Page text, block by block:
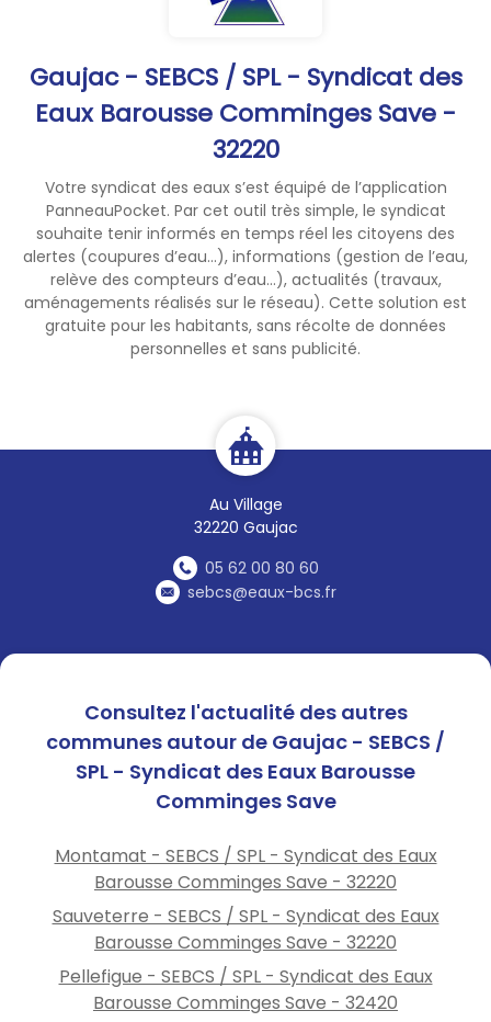
Gaujac - SEBCS / SPL - Syndicat des
Eaux Barousse Comminges Save -
32220
Votre syndicat des eaux s’est équipé de l’application
PanneauPocket. Par cet outil très simple, le syndicat
souhaite tenir informés en temps réel les citoyens des
alertes (coupures d’eau...), informations (gestion de l’eau,
relève des compteurs d’eau...), actualités (travaux,
aménagements réalisés sur le réseau). Cette solution est
gratuite pour les habitants, sans récolte de données
personnelles et sans publicité.
Au Village
32220 Gaujac
05 62 00 80 60
sebcs@eaux-bcs.fr
bon sens pour que chaque
économies d’eau nous
permette, ensemble, de
préserver notre ressource en
quantité et en qualité.
Faites la chasse aux fuites
(contrôlez régulièrement la
consommation d’eau à votre
compteur individuel)
Ne laissez pas l’eau couler en
continu
Préférez les douches rapides
matin tôt ou le soir après 20
espaces verts
Lavez votre véhicule dans une
station de lavage
Ne remplissez pas votre
Retrouvez les arrêtés
préfectoraux et des conseils
d’économie d’eau sur :
www.eau-barousse.fr
eau et eau\avis de
perturbation
Consultez l'actualité des autres
communes autour de Gaujac - SEBCS /
SPL - Syndicat des Eaux Barousse
Comminges Save
Montamat - SEBCS / SPL - Syndicat des Eaux
Barousse Comminges Save - 32220
Sauveterre - SEBCS / SPL - Syndicat des Eaux
Barousse Comminges Save - 32220
Pellefigue - SEBCS / SPL - Syndicat des Eaux
Barousse Comminges Save - 32420